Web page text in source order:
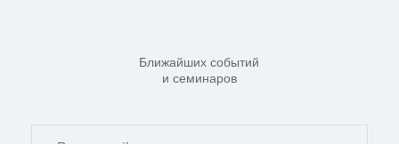
Ближайших событий
и семинаров